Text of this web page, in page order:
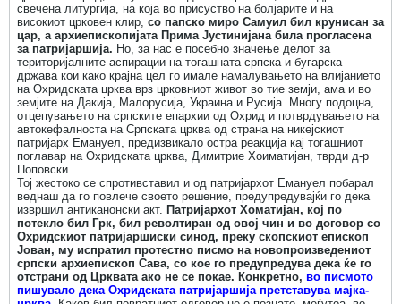
свечена литургија, на која во присуство на болјарите и на
високиот црковен клир, со папско миро Самуил бил крунисан за
цар, а архиепископијата Прима Јустинијана била прогласена
за патријаршија. Но, за нас е посебно значење делот за
територијалните аспирации на тогашната српска и бугарска
држава кои како крајна цел го имале намалувањето на влијанието
на Охридската црква врз црковниот живот во тие земји, ама и во
земјите на Дакија, Малорусија, Украина и Русија. Многу подоцна,
отцепувањето на српските епархии од Охрид и потврдувањето на
автокефалноста на Српската црква од страна на никејскиот
патријарх Емануел, предизвикало остра реакција кај тогашниот
поглавар на Охридската црква, Димитрие Хоиматијан, тврди д-р
Поповски.
Тој жестоко се спротивставил и од патријархот Емануел побарал
веднаш да го повлече своето решение, предупредувајќи го дека
извршил антиканонски акт. Патријархот Хоматијан, кој по
потекло бил Грк, бил револтиран од овој чин и во договор со
Охридскиот патријаршиски синод, преку скопскиот епископ
Јован, му испратил протестно писмо на новопроизведениот
српски архиепископ Сава, со кое го предупредува дека ќе го
отстрани од Црквата ако не се покае. Конкретно, во писмото
пишувало дека Охридската патријаршија претставува мајка-